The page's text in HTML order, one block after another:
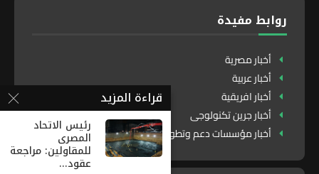
روابط مفيدة
أخبار مصرية
أخبار عربية
أخبار افريقية
أخبار جرين تكنولوجى
أخبار مؤسسات دعم وتطوير
قراءة المزيد
رئيس الاتحاد
المصرى
للمقاولين: مراجعة
عقود...